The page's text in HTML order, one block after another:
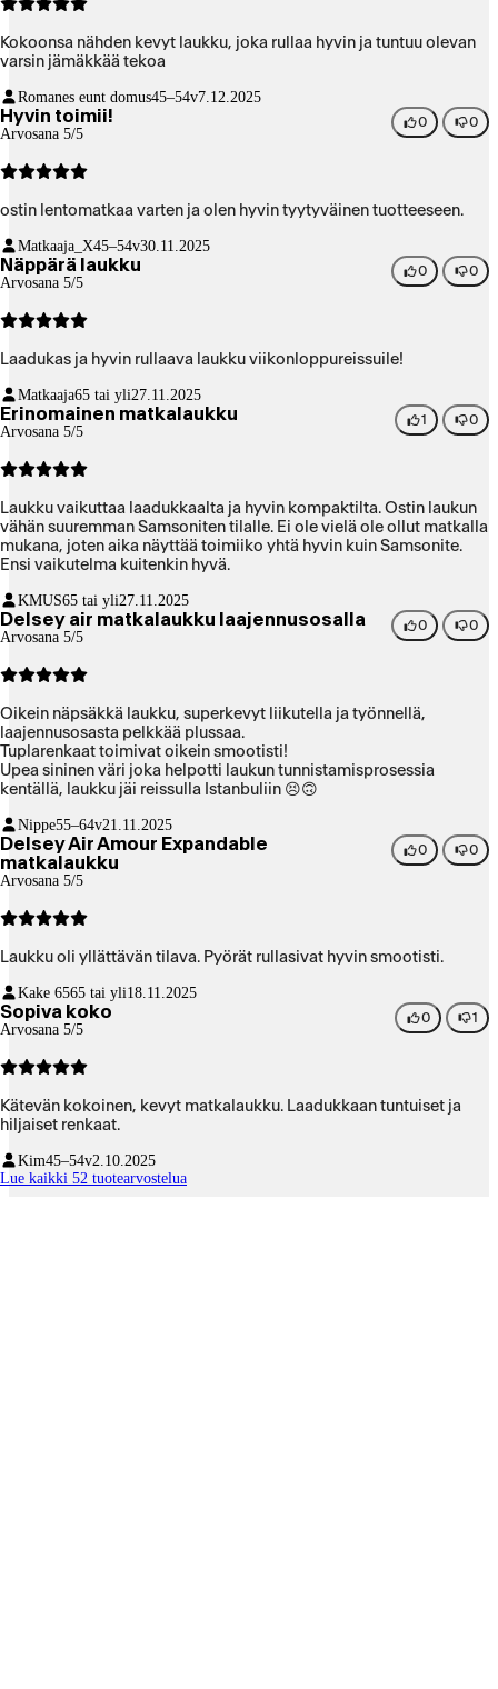
Kokoonsa nähden kevyt laukku, joka rullaa hyvin ja tuntuu olevan
varsin jämäkkää tekoa
Romanes eunt domus45–54v7.12.2025
Hyvin toimii!
Arvosana 5/5
0 0
ostin lentomatkaa varten ja olen hyvin tyytyväinen tuotteeseen.
Matkaaja_X45–54v30.11.2025
Näppärä laukku
Arvosana 5/5
0 0
Laadukas ja hyvin rullaava laukku viikonloppureissuile!
Matkaaja65 tai yli27.11.2025
Erinomainen matkalaukku
Arvosana 5/5
1 0
Laukku vaikuttaa laadukkaalta ja hyvin kompaktilta. Ostin laukun
vähän suuremman Samsoniten tilalle. Ei ole vielä ole ollut matkalla
mukana, joten aika näyttää toimiiko yhtä hyvin kuin Samsonite.
Ensi vaikutelma kuitenkin hyvä.
KMUS65 tai yli27.11.2025
Delsey air matkalaukku laajennusosalla
Arvosana 5/5
0 0
Oikein näpsäkkä laukku, superkevyt liikutella ja työnnellä,
laajennusosasta pelkkää plussaa.
Tuplarenkaat toimivat oikein smootisti!
Upea sininen väri joka helpotti laukun tunnistamisprosessia
kentällä, laukku jäi reissulla Istanbuliin 😣🙃
Nippe55–64v21.11.2025
Delsey Air Amour Expandable
matkalaukku
Arvosana 5/5
0 0
Laukku oli yllättävän tilava. Pyörät rullasivat hyvin smootisti.
Kake 6565 tai yli18.11.2025
Sopiva koko
Arvosana 5/5
0 1
Kätevän kokoinen, kevyt matkalaukku. Laadukkaan tuntuiset ja
hiljaiset renkaat.
Kim45–54v2.10.2025
Lue kaikki 52 tuotearvostelua